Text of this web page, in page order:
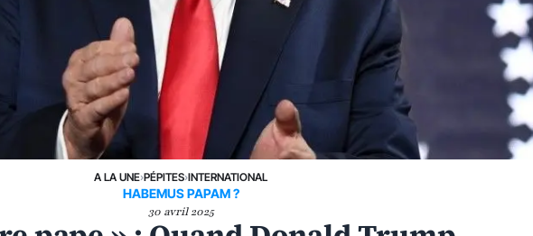
A LA UNE›PÉPITES›INTERNATIONAL
HABEMUS PAPAM ?
30 avril 2025